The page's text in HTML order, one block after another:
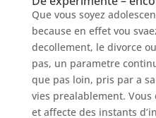
Que vous soyez
because en effet vou
decollement, le divorce
pas, un parametre
que pas loin, pris par a
vies prealablement.
et affecte des instants